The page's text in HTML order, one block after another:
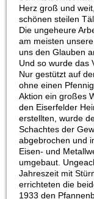
Herz groß und
schönen steilen
Die ungeheure
am meisten
uns den Glauben
Und so wurde das
Nur gestützt auf
ohne einen
Aktion ein großes
den Eiserfelder
erstellten, wurde
Schachtes der
abgebrochen und
Eisen- und
umgebaut.
Jahreszeit mit
errichteten die
1933 den